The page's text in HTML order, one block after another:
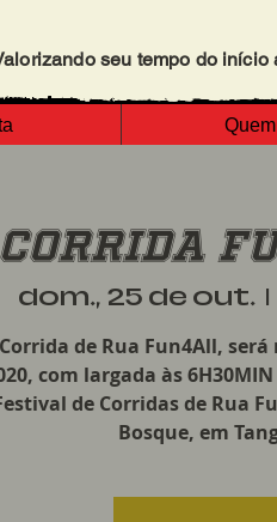
seu tempo do início
Corrida
dom., 25 de out.
  |
Corrida de Rua Fun4All,
com largada às
de Corridas de Rua
Bosque, em